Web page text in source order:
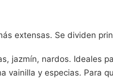
extensas. Se dividen
jazmín, nardos. Ideales
vainilla y especias. Para